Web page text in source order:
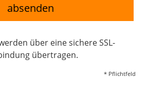
absenden
über eine sichere SSL-
übertragen.
* Pflichtfeld